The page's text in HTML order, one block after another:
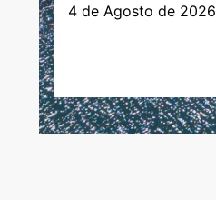
4 de Agosto de 2026